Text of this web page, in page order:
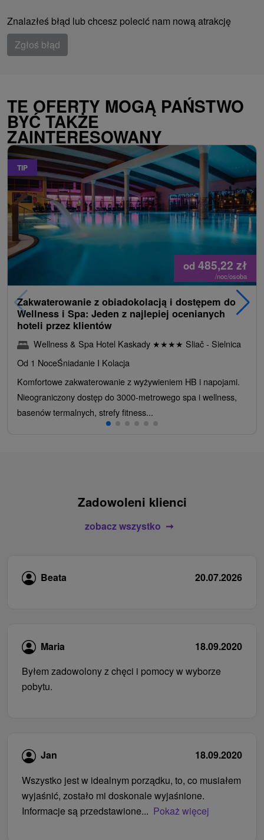
Znalazłeś błąd lub chcesz polecić nam nową atrakcję
Zgłoś błąd
TE OFERTY MOGĄ PAŃSTWO
BYĆ TAKŻE
ZAINTERESOWANY
TIP
od 485,22 zł
/noc/osoba
Zakwaterowanie z obiadokolacją i dostępem do
Wellness i Spa: Jeden z najlepiej ocenianych
hoteli przez klientów
Wellness & Spa Hotel Kaskady ★★★★ Sliač - Sielnica
Od 1 NoceŚniadanie I Kolacja
Komfortowe zakwaterowanie z wyżywieniem HB i napojami.
Nieograniczony dostęp do 3000-metrowego spa i wellness,
basenów termalnych, strefy fitness...
Zadowoleni klienci
zobacz wszystko
Beata 20.07.2026
Maria
18.09.2020
Byłem zadowolony z chęci i pomocy w wyborze
pobytu.
Jan
18.09.2020
Wszystko jest w idealnym porządku, to, co musiałem
wyjaśnić, zostało mi doskonale wyjaśnione.
Informacje są przedstawione... Pokaż więcej